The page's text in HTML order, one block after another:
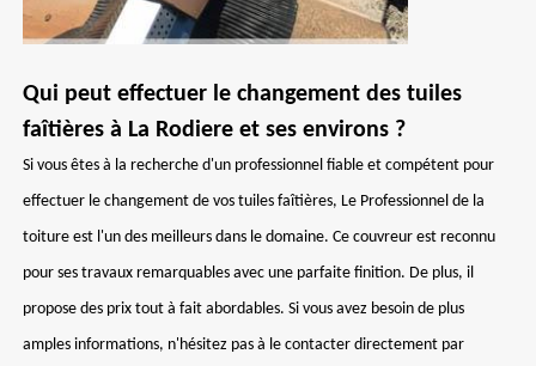
Qui peut effectuer le changement des tuiles
faîtières à La Rodiere et ses environs ?
Si vous êtes à la recherche d'un professionnel fiable et compétent pour
effectuer le changement de vos tuiles faîtières, Le Professionnel de la
toiture est l'un des meilleurs dans le domaine. Ce couvreur est reconnu
pour ses travaux remarquables avec une parfaite finition. De plus, il
propose des prix tout à fait abordables. Si vous avez besoin de plus
amples informations, n'hésitez pas à le contacter directement par